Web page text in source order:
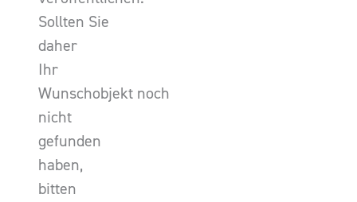
Sollten Sie
daher
Ihr
Wunschobjekt noch
nicht
gefunden
haben,
bitten